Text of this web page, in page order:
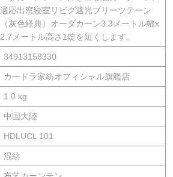
適応出窓寝室リビグ遮光ブリーツテーン
（灰色経典）オーダカーン3.3メートル幅x
2.7メートル高さ1錠を短くします。
34913158330
カードラ家紡オフィシャル旗艦店
1.0 kg
中国大陸
HDLUCL 101
混紡